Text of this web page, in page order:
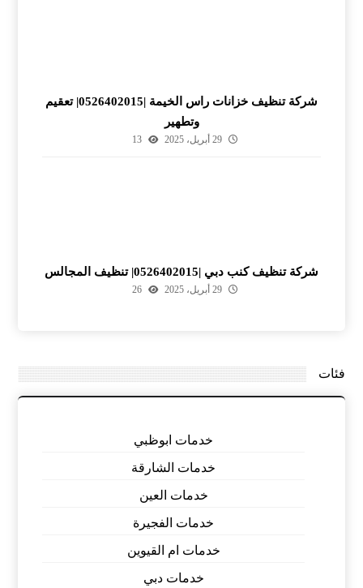
شركة تنظيف خزانات راس الخيمة |0526402015| تعقيم
وتطهير
29 أبريل، 2025 13
شركة تنظيف كنب دبي |0526402015| تنظيف المجالس
29 أبريل، 2025 26
فئات
خدمات ابوظبي
خدمات الشارقة
خدمات العين
خدمات الفجيرة
خدمات ام القيوين
خدمات دبي